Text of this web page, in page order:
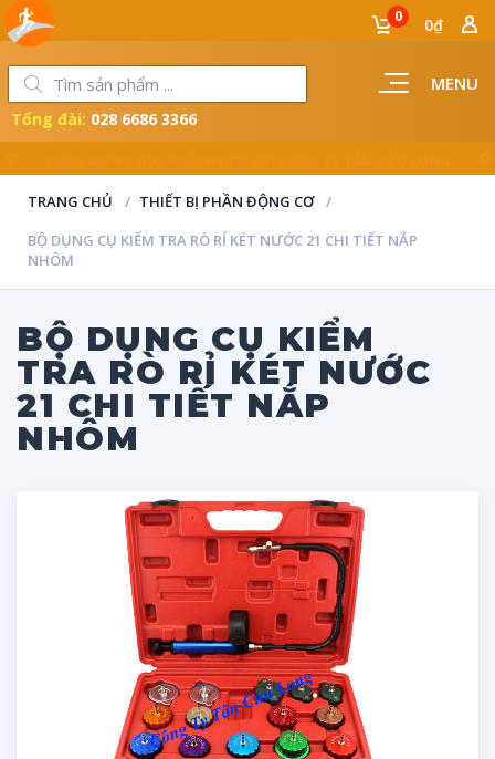
MENU
0 0₫
Tổng đài: 028 6686 3366
TRANG CHỦ
THIẾT BỊ PHẦN ĐỘNG CƠ
BỘ DỤNG CỤ KIỂM TRA RÒ RỈ KÉT NƯỚC 21 CHI TIẾT NẮP
NHÔM
BỘ DỤNG CỤ KIỂM
TRA RÒ RỈ KÉT NƯỚC
21 CHI TIẾT NẮP
NHÔM